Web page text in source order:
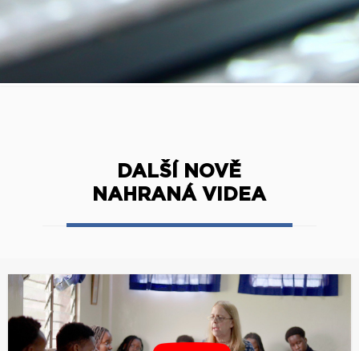
DALŠÍ NOVĚ
NAHRANÁ VIDEA